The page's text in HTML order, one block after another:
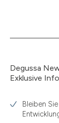
3.05
3.11
Degussa
Exklusive
Bleiben